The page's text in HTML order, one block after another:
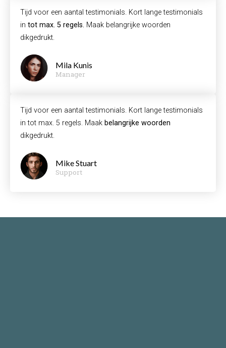
Tijd voor een aantal testimonials. Kort lange testimonials
in tot max. 5 regels. Maak belangrijke woorden
dikgedrukt.
Mila Kunis
Manager
Tijd voor een aantal testimonials. Kort lange testimonials
in tot max. 5 regels. Maak belangrijke woorden
dikgedrukt.
Mike Stuart
Support